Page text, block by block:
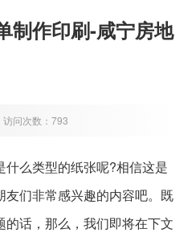
制作印刷-咸宁房地
问次数：793
么类型的纸张呢?相信这是
们非常感兴趣的内容吧。既
话，那么，我们即将在下文